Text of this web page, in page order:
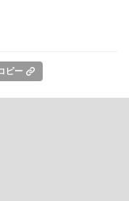
ピー